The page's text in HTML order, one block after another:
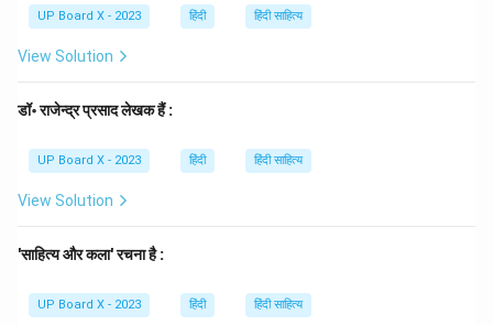
UP Board X - 2023 हिंदी हिंदी साहित्य
View Solution
डॉ॰ राजेन्द्र प्रसाद लेखक हैं :
UP Board X - 2023 हिंदी हिंदी साहित्य
View Solution
'साहित्य और कला' रचना है :
UP Board X - 2023 हिंदी हिंदी साहित्य